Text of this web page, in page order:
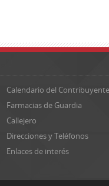
Calendario del Contribuyente
Farmacias de Guardia
Callejero
Direcciones y Teléfonos
Enlaces de interés